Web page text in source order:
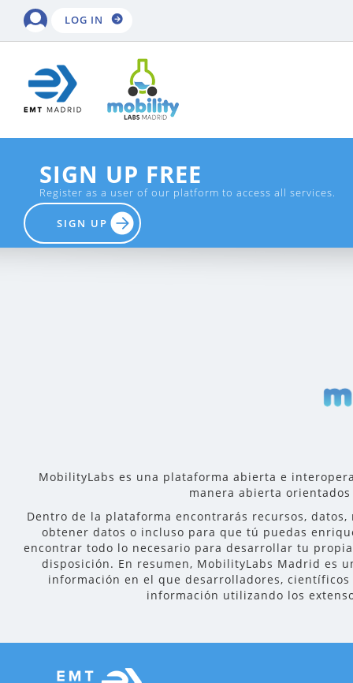
LOG IN
SIGN UP FREE
Register as a user of our platform to access all services.
SIGN UP
MobilityLabs es una plataforma abierta e
manera abierta
Dentro de la plataforma encontrarás recursos,
obtener datos o incluso para que tú puedas
encontrar todo lo necesario para desarrollar tu
disposición. En resumen, MobilityLabs Madrid es
información en el que desarrolladores,
información utilizando los